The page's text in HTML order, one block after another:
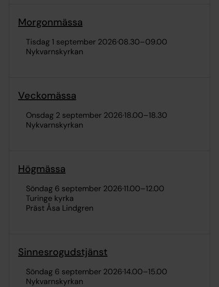
Morgonmässa
tisdag 1 september 2026·08.30–09.00
Nykvarnskyrkan
Veckomässa
onsdag 2 september 2026·18.00–18.30
Nykvarnskyrkan
Högmässa
söndag 6 september 2026·11.00–12.00
Turinge kyrka
Präst Åsa Lindgren
Sinnesrogudstjänst
söndag 6 september 2026·14.00–15.00
Nykvarnskyrkan